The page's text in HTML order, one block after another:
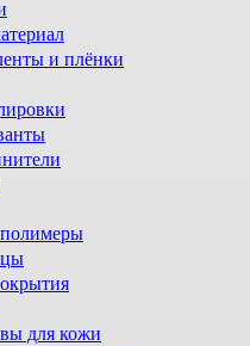
и плёнки
для кожи